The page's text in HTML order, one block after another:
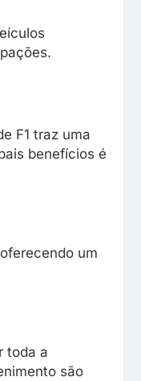
F1 traz uma
benefícios é
um
toda a
são